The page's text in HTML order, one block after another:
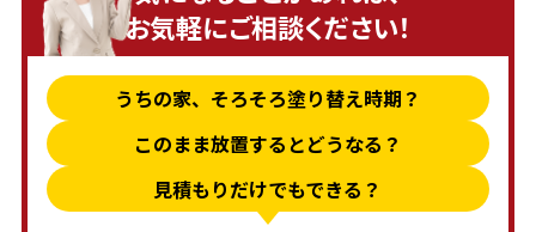
お気軽にご相談ください！
うちの家、そろそろ塗り替え時期？
このまま放置するとどうなる？
見積もりだけでもできる？